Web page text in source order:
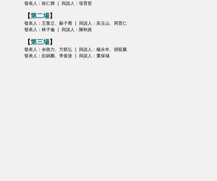
發表人：徐仁輝 | 與談人：張育哲
【第二場】
發表人：王業立、蘇子喬 | 與談人：吳玉山、周育仁
發表人：林子倫 | 與談人：陳秋政
【第三場】
發表人：余致力、方凱弘 | 與談人：楊永年、胡龍騰
發表人：彭錦鵬、李俊達 | 與談人：董保城